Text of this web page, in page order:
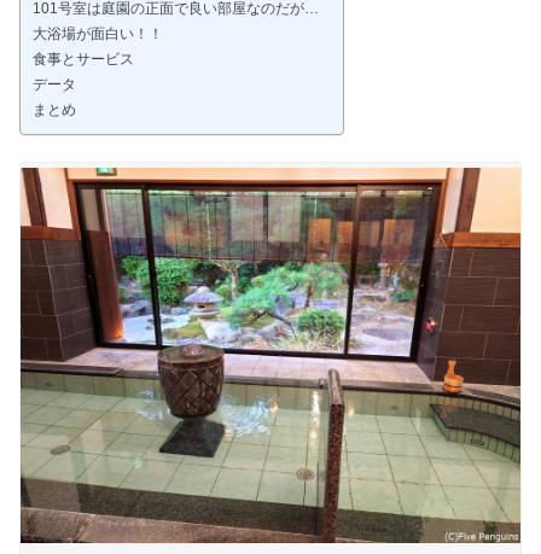
101号室は庭園の正面で良い部屋なのだが…
大浴場が面白い！！
食事とサービス
データ
まとめ